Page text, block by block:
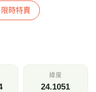
限時特賣
緯度
24.1051